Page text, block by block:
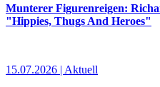
Munterer Figurenreigen:
"Hippies, Thugs And Heroes"
15.07.2026 | Aktuell